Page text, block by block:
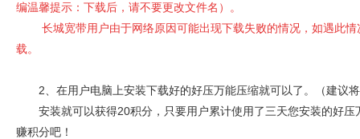
编温馨提示：下载后，请不要更改文件名 ）。
长城宽带用户由于网络原因可能出现下载失败的情况，如遇此
载。
2、在用户电脑上安装下载好的好压万能压缩就可以了。（建议
安装就可以获得20积分，只要用户累计使用了三天您安装的好压
赚积分吧！